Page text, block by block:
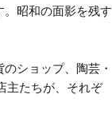
昭和の面影を残す
ショップ、陶芸・
主たちが、それぞ